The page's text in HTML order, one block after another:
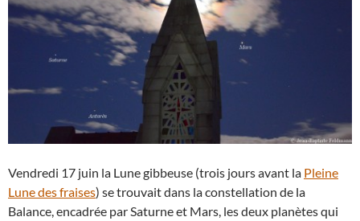
Vendredi 17 juin la Lune gibbeuse (trois jours avant la Pleine
Lune des fraises) se trouvait dans la constellation de la
Balance, encadrée par Saturne et Mars, les deux planètes qui